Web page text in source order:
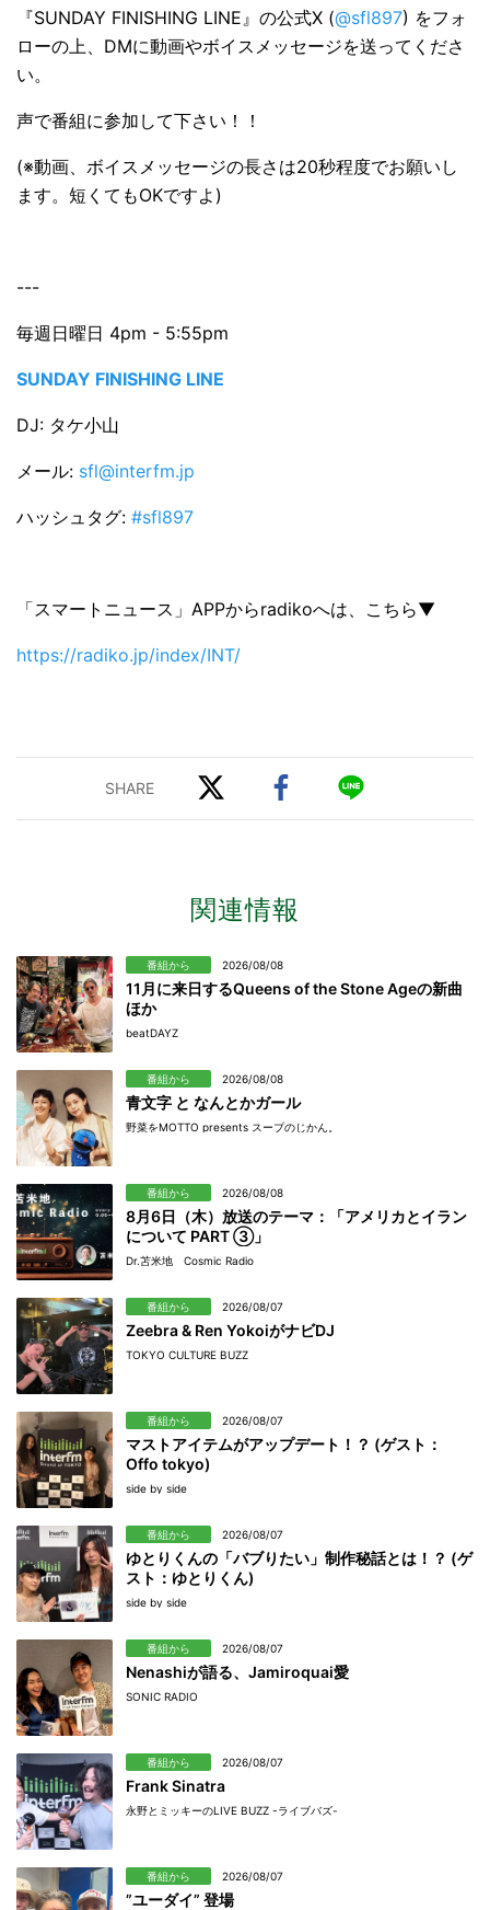
『SUNDAY FINISHING LINE』の公式X (@sfl897) をフォ
ローの上、DMに動画やボイスメッセージを送ってくださ
い。
声で番組に参加して下さい！！
(※動画、ボイスメッセージの長さは20秒程度でお願いし
ます。短くてもOKですよ)
---
毎週日曜日 4pm - 5:55pm
SUNDAY FINISHING LINE
DJ: タケ小山
メール: sfl@interfm.jp
ハッシュタグ: #sfl897
「スマートニュース」APPからradikoへは、こちら▼
https://radiko.jp/index/INT/
関連情報
番組から 2026/08/08
11月に来日するQueens of the Stone Ageの新曲
ほか
beatDAYZ
番組から 2026/08/08
青文字 と なんとかガール
野菜をMOTTO presents スープのじかん。
番組から 2026/08/08
8月6日（木）放送のテーマ：「アメリカとイラン
について PART ③」
Dr.苫米地 Cosmic Radio
番組から 2026/08/07
Zeebra & Ren YokoiがナビDJ
TOKYO CULTURE BUZZ
番組から 2026/08/07
マストアイテムがアップデート！？ (ゲスト：
Offo tokyo)
side by side
番組から 2026/08/07
ゆとりくんの「バブりたい」制作秘話とは！？ (ゲ
スト：ゆとりくん)
side by side
番組から 2026/08/07
Nenashiが語る、Jamiroquai愛
SONIC RADIO
番組から 2026/08/07
Frank Sinatra
永野とミッキーのLIVE BUZZ -ライブバズ-
番組から 2026/08/07
”ユーダイ” 登場